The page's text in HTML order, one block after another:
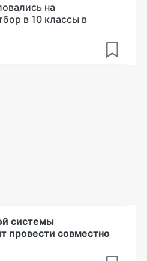
на
в 10 классы в
системы
провести совместно